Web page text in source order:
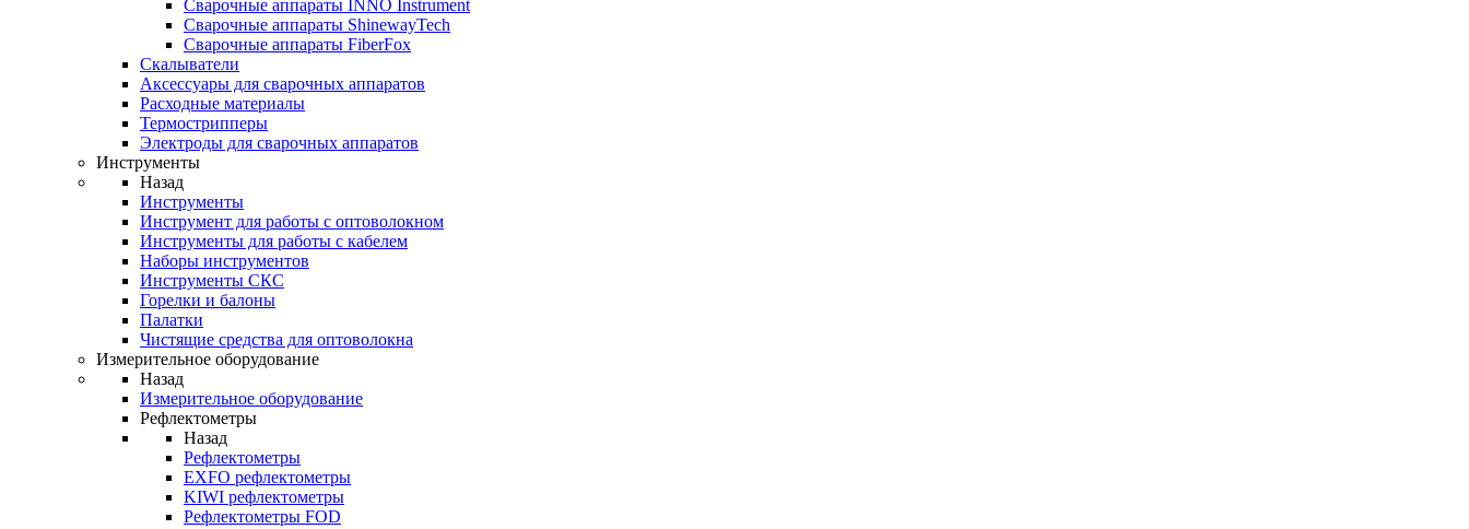
Сварочные аппараты INNO Instrument
Сварочные аппараты ShinewayTech
Cварочные аппараты FiberFox
Скалыватели
Аксессуары для сварочных аппаратов
Расходные материалы
Термострипперы
Электроды для сварочных аппаратов
Инструменты
Назад
Инструменты
Инструмент для работы с оптоволокном
Инструменты для работы с кабелем
Наборы инструментов
Инструменты СКС
Горелки и балоны
Палатки
Чистящие средства для оптоволокна
Измерительное оборудование
Назад
Измерительное оборудование
Рефлектометры
Назад
Рефлектометры
EXFO рефлектометры
KIWI рефлектометры
Рефлектометры FOD